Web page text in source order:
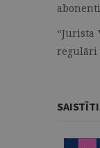
“Jurista
regulāri